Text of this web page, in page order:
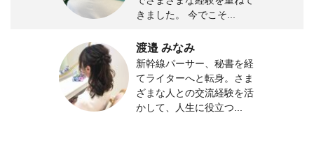
きました。 今でこそ...
渡邉 みなみ
新幹線パーサー、秘書を経
てライターへと転身。さま
ざまな人との交流経験を活
かして、人生に役立つ...